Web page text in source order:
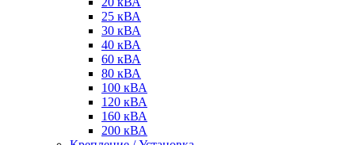
25 кВА
30 кВА
40 кВА
60 кВА
80 кВА
100 кВА
120 кВА
160 кВА
200 кВА